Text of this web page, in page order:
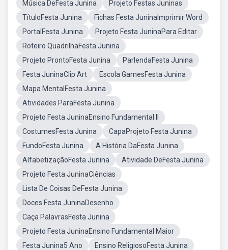
Música DeFesta Junina
Projeto Festas Juninas
TítuloFesta Junina
Fichas Festa JuninaImprimir Word
PortalFesta Junina
Projeto Festa JuninaPara Editar
Roteiro QuadrilhaFesta Junina
Projeto ProntoFesta Junina
ParlendaFesta Junina
Festa JuninaClip Art
Escola GamesFesta Junina
Mapa MentalFesta Junina
Atividades ParaFesta Junina
Projeto Festa JuninaEnsino Fundamental II
CostumesFesta Junina
CapaProjeto Festa Junina
FundoFesta Junina
A História DaFesta Junina
AlfabetizaçãoFesta Junina
Atividade DeFesta Junina
Projeto Festa JuninaCiências
Lista De Coisas DeFesta Junina
Doces Festa JuninaDesenho
Caça PalavrasFesta Junina
Projeto Festa JuninaEnsino Fundamental Maior
Festa Junina5 Ano
Ensino ReligiosoFesta Junina